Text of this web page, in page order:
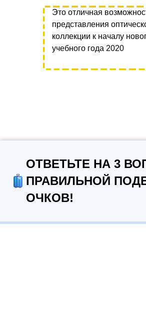
Это отличная
представления
коллекции к началу
учебного года 2020
ОТВЕТЬТЕ НА 3
ПРАВИЛЬНОЙ
ОЧКОВ!